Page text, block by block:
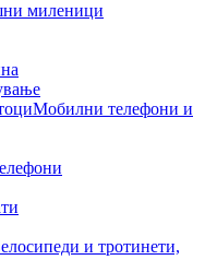
миленици
Мобилни телефони и